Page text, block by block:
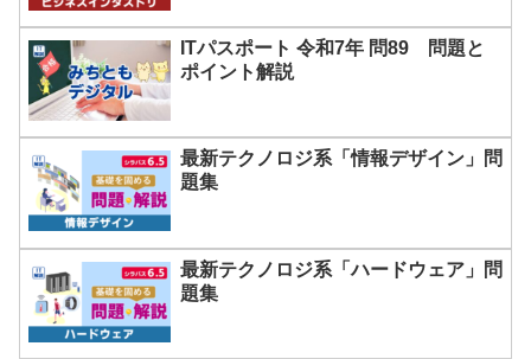
ITパスポート 令和7年 問89 問題と
ポイント解説
最新テクノロジ系「情報デザイン」問
題集
最新テクノロジ系「ハードウェア」問
題集